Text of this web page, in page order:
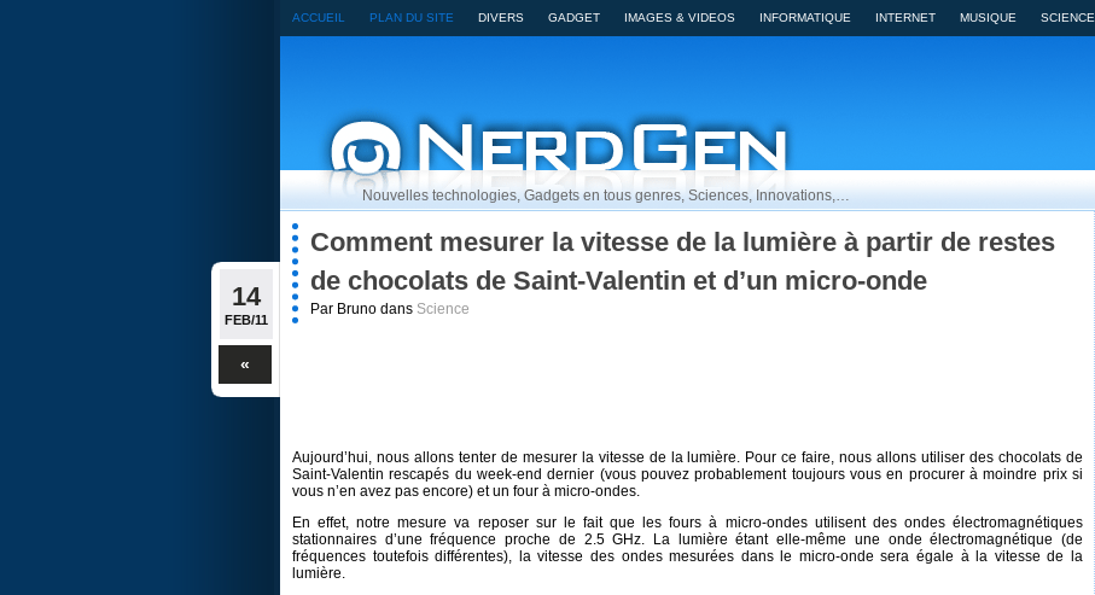
ACCUEIL PLAN DU SITE DIVERS GADGET IMAGES & VIDEOS INFORMATIQUE INTERNET MUSIQUE SCIENCE
Nouvelles technologies, Gadgets en tous genres, Sciences, Innovations,…
Comment mesurer la vitesse de la lumière à partir de restes
de chocolats de Saint-Valentin et d’un micro-onde
14
FEB/11
«
Par Bruno dans Science
Aujourd’hui, nous allons tenter de mesurer la vitesse de la lumière. Pour ce faire, nous allons utiliser des chocolats de
Saint-Valentin rescapés du week-end dernier (vous pouvez probablement toujours vous en procurer à moindre prix si
vous n’en avez pas encore) et un four à micro-ondes.
En effet, notre mesure va reposer sur le fait que les fours à micro-ondes utilisent des ondes électromagnétiques
stationnaires d’une fréquence proche de 2.5 GHz. La lumière étant elle-même une onde électromagnétique (de
fréquences toutefois différentes), la vitesse des ondes mesurées dans le micro-onde sera égale à la vitesse de la
lumière.